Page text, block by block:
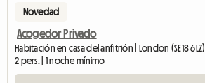
Novedad
Acogedor Privado
Habitación en casa del anfitrión | London (SE18 6LZ)
2 pers. | 1 noche mínimo